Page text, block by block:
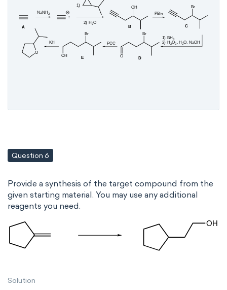
Question 6
Provide a synthesis of the target compound from the
given starting material. You may use any additional
reagents you need.
Solution